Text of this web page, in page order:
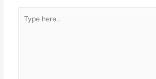
here..